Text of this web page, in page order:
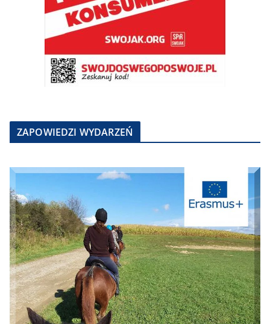
ZAPOWIEDZI WYDARZEŃ